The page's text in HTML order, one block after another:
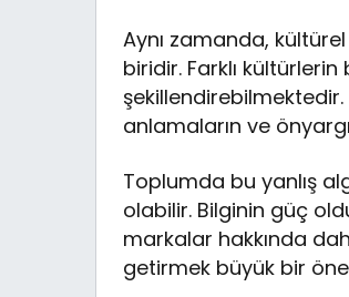
Aynı zamanda,
biridir. Farklı
şekillendirebilmektedir.
anlamaların ve
Toplumda bu yanlış
olabilir. Bilginin güç
markalar hakkında
getirmek büyük bir